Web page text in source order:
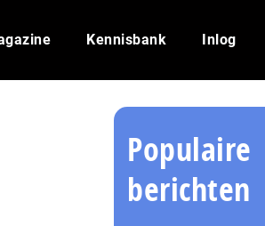
Kennisbank Inlog
Populaire
berichten